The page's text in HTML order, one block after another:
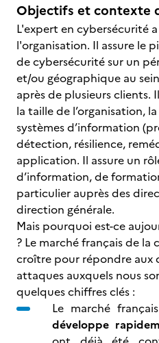
Objectifs et contexte
L'expert en cybersécurité
l'organisation. Il assure le
de cybersécurité sur un
et/ou géographique au
après de plusieurs clients.
la taille de l’organisation,
systèmes d’information
détection, résilience,
application. Il assure un
d’information, de
particulier auprès des
direction générale.
Mais pourquoi est-ce
? Le marché français de la
croître pour répondre aux
attaques auxquels nous
quelques chiffres clés :
Le marché
développe